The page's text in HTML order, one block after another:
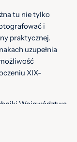
tu nie tylko
i
praktycznej.
uzupełnia
XIX-
Województwa